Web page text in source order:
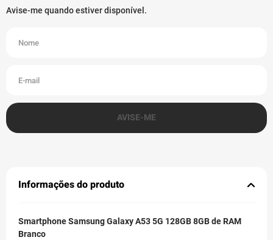
Informações do produto
Smartphone Samsung Galaxy A53 5G 128GB 8GB de RAM
Branco